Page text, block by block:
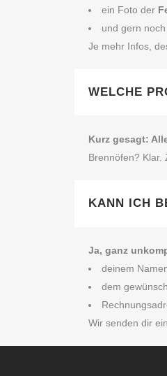
ein Foto der
und gern
Je mehr Infos,
WELCHE
Kurz gesagt:
Brennöfen? Klar.
KANN ICH
Ja, ganz
deinem
dem
Wir senden dir